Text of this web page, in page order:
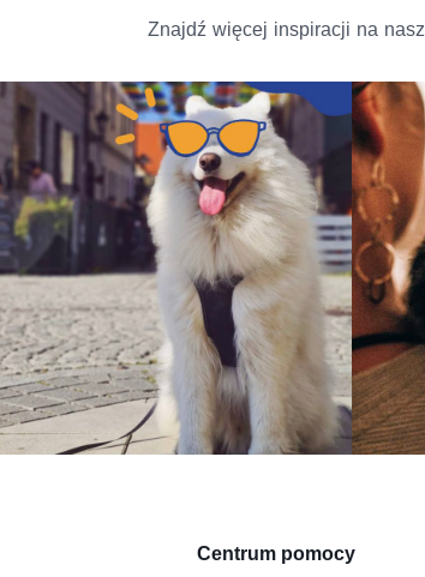
Znajdź więcej inspiracji na
Centrum pomocy